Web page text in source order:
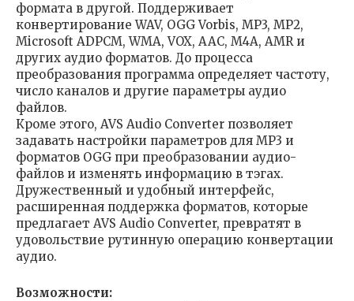
формата в другой. Поддерживает
конвертирование WAV, OGG Vorbis, MP3, MP2,
Microsoft ADPCM, WMA, VOX, AAC, M4A, AMR и
других аудио форматов. До процесса
преобразования программа определяет частоту,
число каналов и другие параметры аудио
файлов.
Кроме этого, AVS Audio Converter позволяет
задавать настройки параметров для MP3 и
форматов OGG при преобразовании аудио-
файлов и изменять информацию в тэгах.
Дружественный и удобный интерфейс,
расширенная поддержка форматов, которые
предлагает AVS Audio Converter, превратят в
удовольствие рутинную операцию конвертации
аудио.
Возможности: